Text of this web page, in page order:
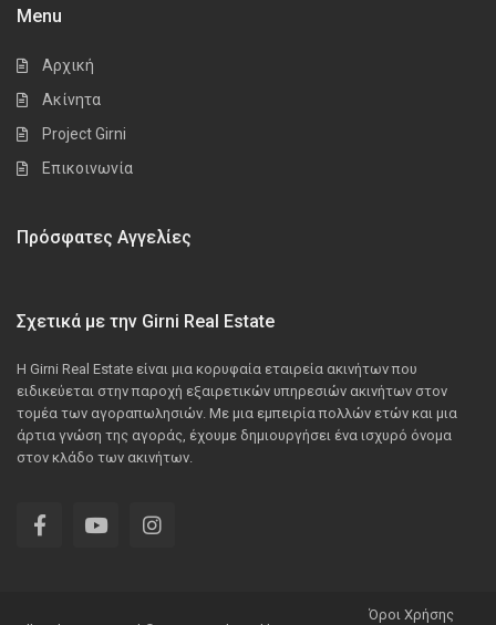
Menu
Αρχική
Ακίνητα
Project Girni
Επικοινωνία
Πρόσφατες Αγγελίες
Σχετικά με την Girni Real Estate
Η Girni Real Estate είναι μια κορυφαία εταιρεία ακινήτων που
ειδικεύεται στην παροχή εξαιρετικών υπηρεσιών ακινήτων στον
τομέα των αγοραπωλησιών. Με μια εμπειρία πολλών ετών και μια
άρτια γνώση της αγοράς, έχουμε δημιουργήσει ένα ισχυρό όνομα
στον κλάδο των ακινήτων.
Όροι Χρήσης